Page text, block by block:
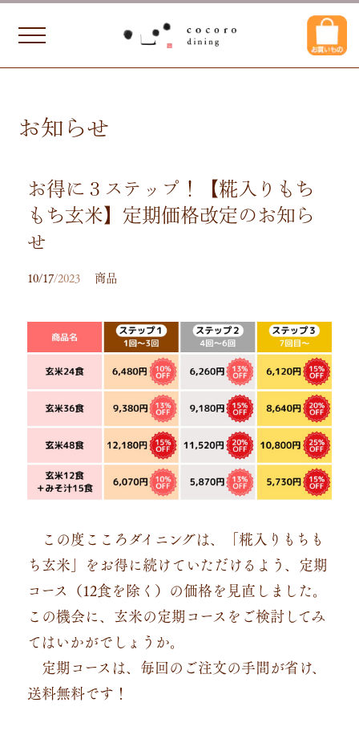
お知らせ
お得に３ステップ！【糀入りもち
もち玄米】定期価格改定のお知ら
せ
10/17/2023 商品
この度こころダイニングは、「糀入りもちも
ち玄米」をお得に続けていただけるよう、定期
コース（12食を除く）の価格を見直しました。
この機会に、玄米の定期コースをご検討してみ
てはいかがでしょうか。
定期コースは、毎回のご注文の手間が省け、
送料無料です！